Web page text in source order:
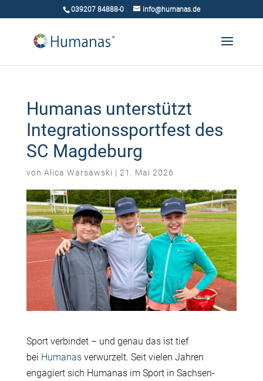
039207 84888-0 info@humanas.de
Humanas unterstützt
Integrationssportfest des
SC Magdeburg
von Alica Warsawski | 21. Mai 2026
Sport verbindet – und genau das ist tief
bei Humanasverwurzelt. Seit vielen Jahren
engagiert sich Humanas im Sport in Sachsen-